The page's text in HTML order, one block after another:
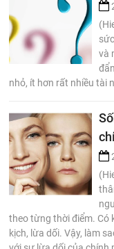
và
nhỏ, ít hơn rất nhiều tài
theo từng thời điểm. Có
kịch, lừa dối. Vậy, làm